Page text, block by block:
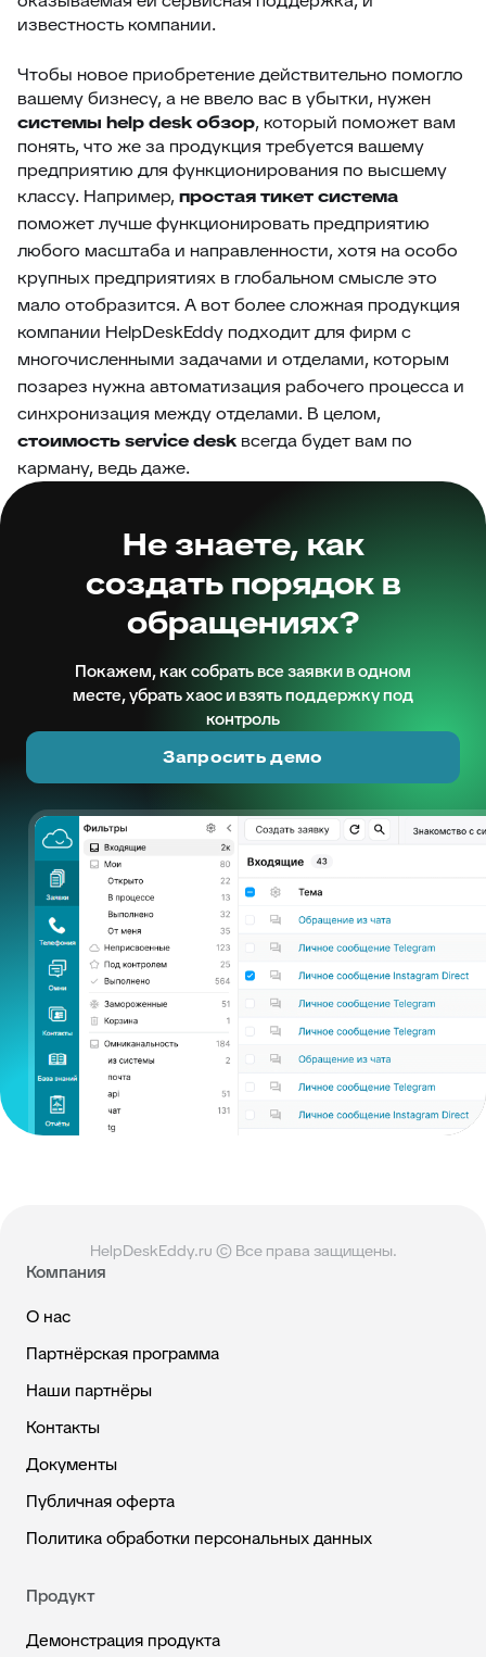
известность компании.
Чтобы новое приобретение действительно помогло
вашему бизнесу, а не ввело вас в убытки, нужен
системы help desk обзор, который поможет вам
понять, что же за продукция требуется вашему
предприятию для функционирования по высшему
классу. Например,простая тикет система
поможет лучше функционировать предприятию
любого масштаба и направленности, хотя на особо
крупных предприятиях в глобальном смысле это
мало отобразится. А вот более сложная продукция
компании HelpDeskEddy подходит для фирм с
многочисленными задачами и отделами, которым
позарез нужна автоматизация рабочего процесса и
синхронизация между отделами. В целом,
стоимостьservice desk всегда будет вам по
карману, ведь даже.
Не знаете, как
создать порядок в
обращениях?
Покажем, как собрать все заявки в одном
месте, убрать хаос и взять поддержку под
контроль
Запросить демо
HelpDeskEddy.ru © Все права защищены.
Компания
О нас
Партнёрская программа
Наши партнёры
Контакты
Документы
Публичная оферта
Политика обработки персональных данных
Продукт
Демонстрация продукта